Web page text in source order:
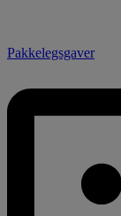
Pakkelegsgaver